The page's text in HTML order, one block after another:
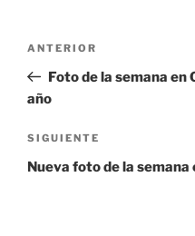
entradas
Entrada
anterior:
ANTERIOR
Foto de la semana en
año
Siguiente
entrada
SIGUIENTE
Nueva foto de la semana